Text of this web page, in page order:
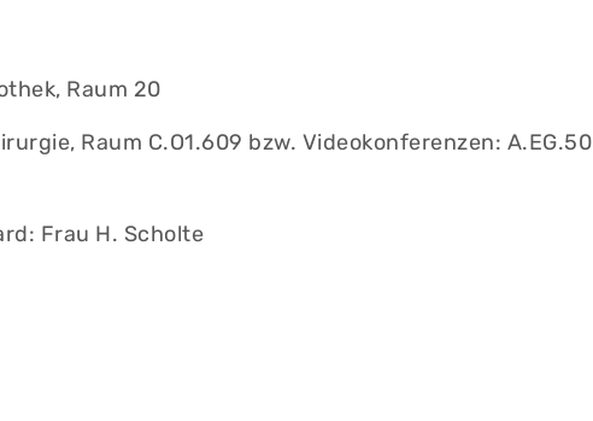
Raum 20
Raum C.O1.609 bzw. Videokonferenzen: A.EG.50
Frau H. Scholte